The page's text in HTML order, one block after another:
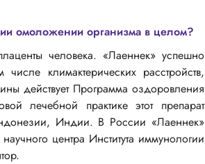
омоложении организма в целом?
человека. «Лаеннек» успешно
климактерических расстройств,
действует Программа оздоровления
лечебной практике этот препарат
Индии. В России «Лаеннек»
центра Института иммунологии